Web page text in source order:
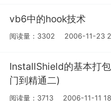
vb6中的hook技术
阅读量：3302 2006-11-23
InstallShield的基本打
门到精通二)
阅读量：3713 2006-11-11